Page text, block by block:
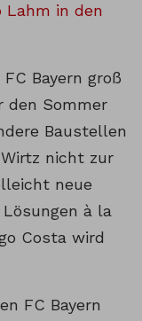
Lahm in den
Bayern groß
den Sommer
Baustellen
nicht zur
neue
à la
Costa wird
FC Bayern